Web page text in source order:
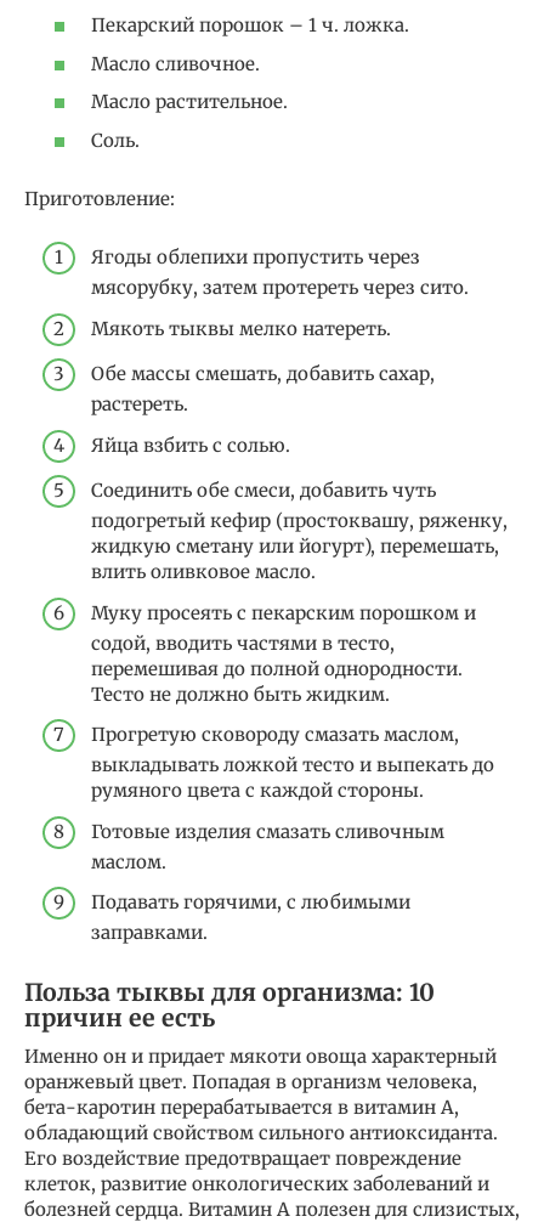
Пекарский порошок – 1 ч. ложка.
Масло сливочное.
Масло растительное.
Соль.
Приготовление:
Ягоды облепихи пропустить через
мясорубку, затем протереть через сито.
Мякоть тыквы мелко натереть.
Обе массы смешать, добавить сахар,
растереть.
Яйца взбить с солью.
Соединить обе смеси, добавить чуть
подогретый кефир (простоквашу, ряженку,
жидкую сметану или йогурт), перемешать,
влить оливковое масло.
Муку просеять с пекарским порошком и
содой, вводить частями в тесто,
перемешивая до полной однородности.
Тесто не должно быть жидким.
Прогретую сковороду смазать маслом,
выкладывать ложкой тесто и выпекать до
румяного цвета с каждой стороны.
Готовые изделия смазать сливочным
маслом.
Подавать горячими, с любимыми
заправками.
Польза тыквы для организма: 10
причин ее есть
Именно он и придает мякоти овоща характерный
оранжевый цвет. Попадая в организм человека,
бета-каротин перерабатывается в витамин А,
обладающий свойством сильного антиоксиданта.
Его воздействие предотвращает повреждение
клеток, развитие онкологических заболеваний и
болезней сердца. Витамин A полезен для слизистых,